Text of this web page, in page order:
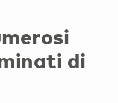
di